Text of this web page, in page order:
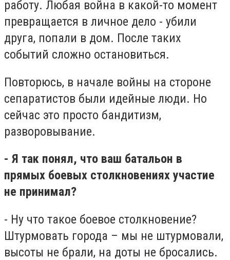
работу. Любая война в какой-то момент
превращается в личное дело - убили
друга, попали в дом. После таких
событий сложно остановиться.
Повторюсь, в начале войны на стороне
сепаратистов были идейные люди. Но
сейчас это просто бандитизм,
разворовывание.
- Я так понял, что ваш батальон в
прямых боевых столкновениях участие
не принимал?
- Ну что такое боевое столкновение?
Штурмовать города – мы не штурмовали,
высоты не брали, на доты не бросались.